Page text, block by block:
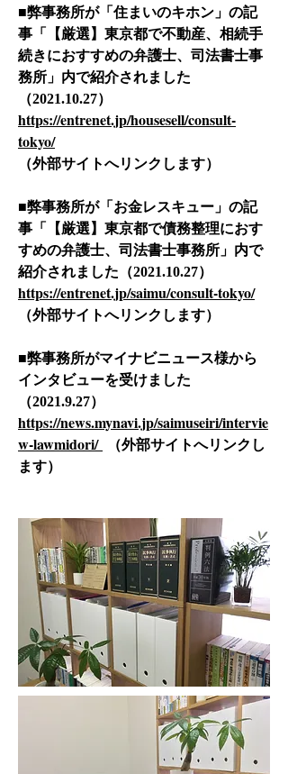
■弊事務所が「住まいのキホン」の記
事「【厳選】東京都で不動産、相続手
続きにおすすめの弁護士、司法書士事
務所」内で紹介されました
（2021.10.27）
https://entrenet.jp/housesell/consult-
tokyo/
（外部サイトへリンクします）​
■弊事務所が「お金レスキュー」の記
事「【厳選】東京都で債務整理におす
すめの弁護士、司法書士事務所」内で
紹介されました（2021.10.27）
https://entrenet.jp/saimu/consult-tokyo/
（外部サイトへリンクします）
■弊事務所がマイナビニュース様から
インタビューを受けました
（2021.9.27）
https://news.mynavi.jp/saimuseiri/intervie
w-lawmidori/
（外部サイトへリンクし
ます）